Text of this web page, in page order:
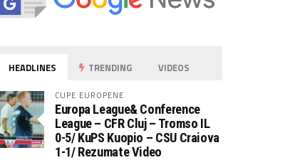
HEADLINES TRENDING VIDEOS
CUPE EUROPENE
Europa League& Conference
League – CFR Cluj – Tromso IL
0-5/ KuPS Kuopio – CSU Craiova
1-1/ Rezumate Video